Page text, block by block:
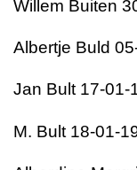
Willem Buiten
Albertje Buld
Jan Bult 17-01-
M. Bult 18-01-